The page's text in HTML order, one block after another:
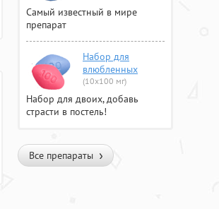
Самый известный в мире
препарат
Набор для
влюбленных
(10х100 мг)
Набор для двоих, добавь
страсти в постель!
Все препараты